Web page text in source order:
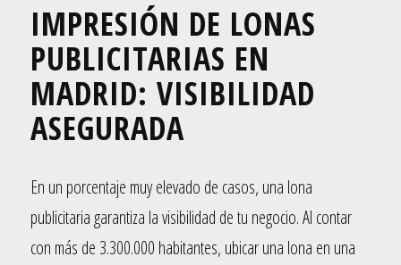
IMPRESIÓN DE LONAS
PUBLICITARIAS EN
MADRID: VISIBILIDAD
ASEGURADA
En un porcentaje muy elevado de casos, una lona
publicitaria garantiza la visibilidad de tu negocio. Al contar
con más de 3.300.000 habitantes, ubicar una lona en una